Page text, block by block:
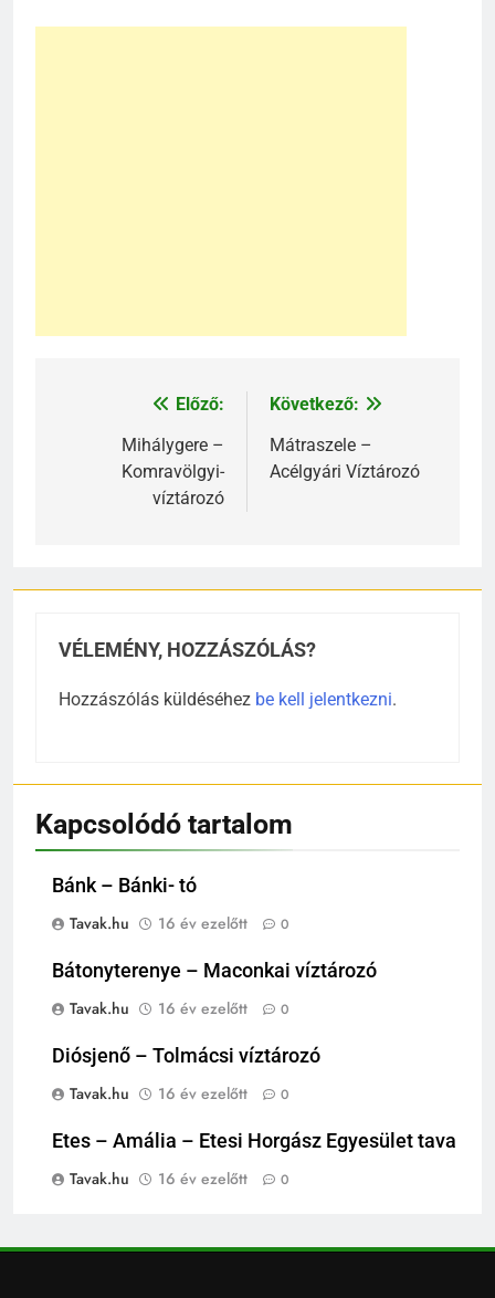
Bejegyzés
navigáció
Előző:
Mihálygere –
Komravölgyi-
víztározó
Következő:
Mátraszele –
Acélgyári Víztározó
VÉLEMÉNY, HOZZÁSZÓLÁS?
Hozzászólás küldéséhez be kell jelentkezni.
Kapcsolódó tartalom
Bánk – Bánki- tó
Tavak.hu
16 év ezelőtt 0
Bátonyterenye – Maconkai víztározó
Tavak.hu
16 év ezelőtt 0
Diósjenő – Tolmácsi víztározó
Tavak.hu
16 év ezelőtt 0
Etes – Amália – Etesi Horgász Egyesület tava
Tavak.hu
16 év ezelőtt 0